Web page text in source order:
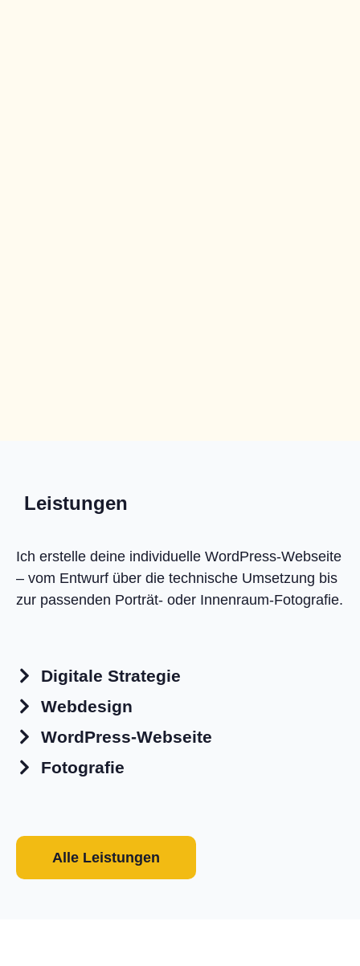
Leistungen
Ich erstelle deine individuelle WordPress-Webseite
– vom Entwurf über die technische Umsetzung bis
zur passenden Porträt- oder Innenraum-Fotografie.
Digitale Strategie
Webdesign
WordPress-Webseite
Fotografie
Alle Leistungen